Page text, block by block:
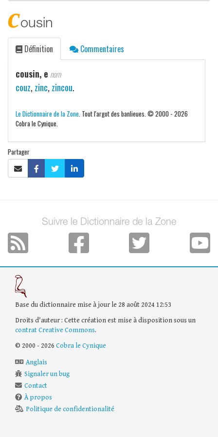
cousin
Définition Commentaires
cousin, e nom
couz, zinc, zincou.
Le Dictionnaire de la Zone . Tout l'argot des banlieues. © 2000 - 2026
Cobra le Cynique.
Partager
Suivre le Dictionnaire de la Zone
Base du dictionnaire mise à jour le 28 août 2024 12:53
Droits d'auteur : Cette création est mise à disposition sous un
contrat Creative Commons.
© 2000 - 2026 Cobra le Cynique
Anglais
Signaler un bug
Contact
À propos
Politique de confidentionalité